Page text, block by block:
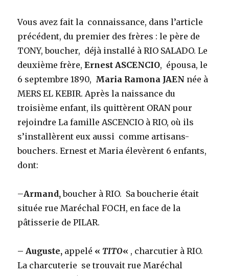
Vous avez fait la connaissance, dans l’article
précédent, du premier des frères : le père de
TONY, boucher, déjà installé à RIO SALADO. Le
deuxième frère,Ernest ASCENCIO, épousa, le
6 septembre 1890, Maria Ramona JAEN née à
MERS EL KEBIR. Après la naissance du
troisième enfant, ils quittèrent ORAN pour
rejoindre La famille ASCENCIO à RIO, où ils
s’installèrent eux aussi comme artisans-
bouchers. Ernest et Maria élevèrent 6 enfants,
dont:
–Armand, boucher à RIO. Sa boucherie était
située rue Maréchal FOCH, en face de la
pâtisserie de PILAR.
– Auguste, appelé « TITO« , charcutier à RIO.
La charcuterie se trouvait rue Maréchal